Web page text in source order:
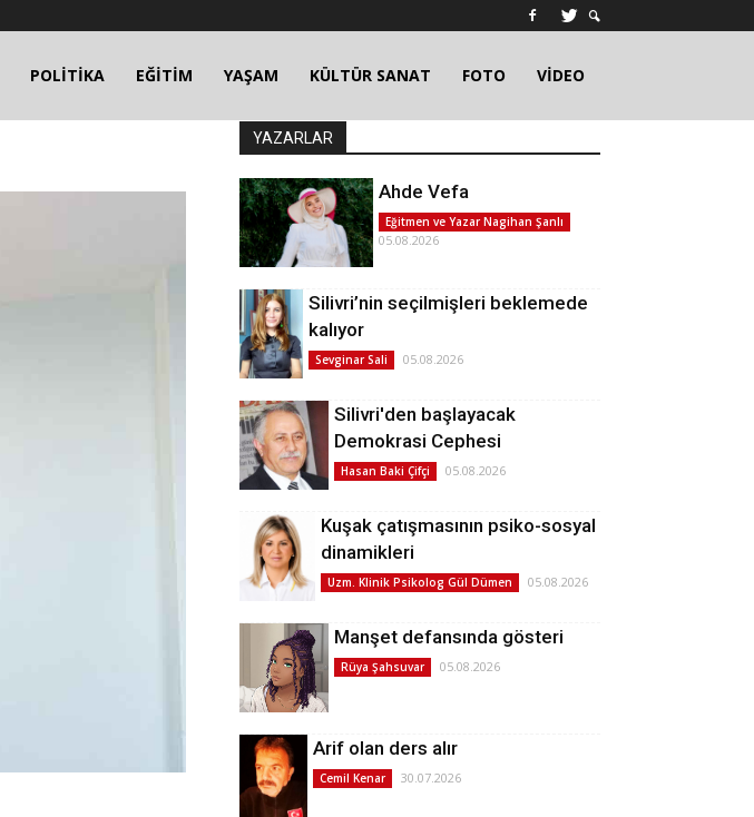
POLİTİKA EĞİTİM YAŞAM KÜLTÜR SANAT FOTO VİDEO
YAZARLAR
Ahde Vefa
Eğitmen ve Yazar Nagihan Şanlı
05.08.2026
Silivri’nin seçilmişleri beklemede
kalıyor
Sevginar Sali 05.08.2026
Silivri'den başlayacak
Demokrasi Cephesi
Hasan Baki Çifçi 05.08.2026
Kuşak çatışmasının psiko-sosyal
dinamikleri
Uzm. Klinik Psikolog Gül Dümen 05.08.2026
Manşet defansında gösteri
Rüya Şahsuvar 05.08.2026
Arif olan ders alır
Cemil Kenar 30.07.2026